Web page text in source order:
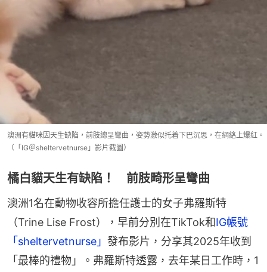
澳洲有貓咪因天生缺陷，前肢總呈彎曲，姿勢激似托着下巴沉思，在網絡上爆紅。
（「IG＠sheltervetnurse」影片截圖）
橘白貓天生有缺陷！ 前肢畸形呈彎曲
澳洲1名在動物收容所擔任護士的女子弗羅斯特
（Trine Lise Frost），早前分別在TikTok和IG帳號
「sheltervetnurse」 發布影片，分享其2025年收到
「最棒的禮物」。弗羅斯特透露，去年某日工作時，1